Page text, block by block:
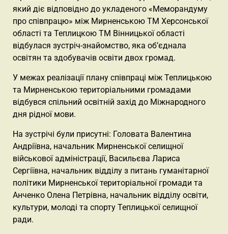
який діє відповідно до укладеного «Меморандуму
про співпрацю» між Мирненською ТМ Херсонської
області та Теплицкою ТМ Вінницької області
відбулася зустріч-знайомство, яка об’єднала
освітян та здобувачів освіти двох громад.
У межах реалізації плану співпраці між Теплицькою
та Мирненською територіальними громадами
відбувся спільний освітній захід до Міжнародного
дня рідної мови.
На зустрічі були присутні: Головата Валентина
Андріївна, начальник Мирненської селищної
військової адміністрації, Васильєва Лариса
Сергіївна, начальник відділу з питань гуманітарної
політики Мирненської територіальної громади та
Анченко Олена Петрівна, начальник відділу освіти,
культури, молоді та спорту Теплицької селищної
ради.